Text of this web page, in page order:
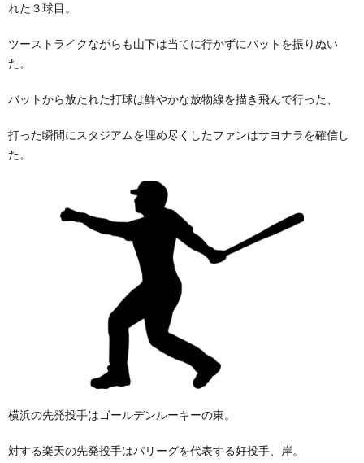
れた３球目。
ツーストライクながらも山下は当てに行かずにバットを振りぬい
た。
バットから放たれた打球は鮮やかな放物線を描き飛んで行った、
打った瞬間にスタジアムを埋め尽くしたファンはサヨナラを確信し
た。
横浜の先発投手はゴールデンルーキーの東。
対する楽天の先発投手はパリーグを代表する好投手、岸。